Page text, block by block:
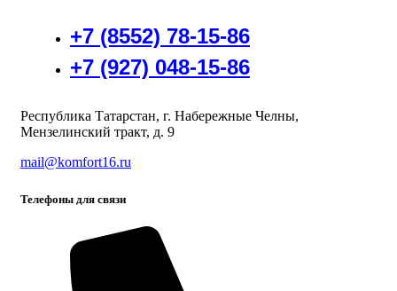
+7 (8552) 78-15-86
+7 (927) 048-15-86
Республика Татарстан, г. Набережные Челны,
Мензелинский тракт, д. 9
mail@komfort16.ru
Телефоны для связи